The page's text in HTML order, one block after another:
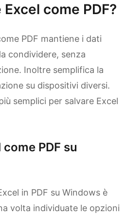
come PDF?
PDF mantiene i dati
condividere, senza
Inoltre semplifica la
su dispositivi diversi.
semplici per salvare Excel
PDF su
in PDF su Windows è
volta individuate le opzioni